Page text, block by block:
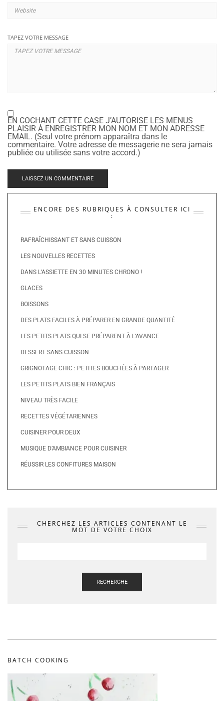
TAPEZ VOTRE MESSAGE
EN COCHANT CETTE CASE J’AUTORISE LES MENUS
PLAISIR À ENREGISTRER MON NOM ET MON ADRESSE
EMAIL. (Seul votre prénom apparaîtra dans le
commentaire. Votre adresse de messagerie ne sera jamais
publiée ou utilisée sans votre accord.)
ENCORE DES RUBRIQUES À CONSULTER ICI
:
RAFRAÎCHISSANT ET SANS CUISSON
LES NOUVELLES RECETTES
DANS L’ASSIETTE EN 30 MINUTES CHRONO !
GLACES
BOISSONS
DES PLATS FACILES À PRÉPARER EN GRANDE QUANTITÉ
LES PETITS PLATS QUI SE PRÉPARENT À L’AVANCE
DESSERT SANS CUISSON
GRIGNOTAGE CHIC : PETITES BOUCHÉES À PARTAGER
LES PETITS PLATS BIEN FRANÇAIS
NIVEAU TRÈS FACILE
RECETTES VÉGÉTARIENNES
CUISINER POUR DEUX
MUSIQUE D’AMBIANCE POUR CUISINER
RÉUSSIR LES CONFITURES MAISON
CHERCHEZ LES ARTICLES CONTENANT LE
MOT DE VOTRE CHOIX
RECHERCHE
BATCH COOKING